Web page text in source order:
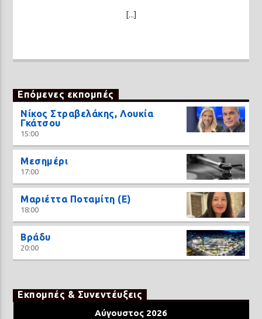
[...]
Επόμενες εκπομπές
Νίκος Στραβελάκης, Λουκία
Γκάτσου
15:00
Μεσημέρι
17:00
Μαριέττα Ποταμίτη (Ε)
18:00
Βράδυ
20:00
Εκπομπές & Συνεντέυξεις
Αύγουστος 2026